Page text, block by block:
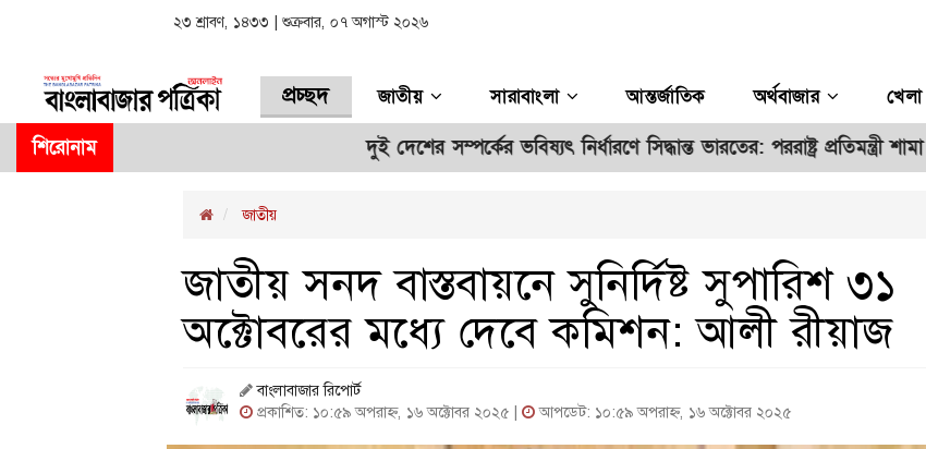
২৩ শ্রাবণ, ১৪৩৩ | শুক্রবার, ০৭ অগাস্ট ২০২৬
প্রচ্ছদ জাতীয় সারাবাংলা আন্তর্জাতিক অর্থবাজার খেলা
শিরোনাম দুই দেশের সম্পর্কের ভবিষ্যৎ নির্ধারণে সিদ্ধান্ত ভারতের: পররাষ্ট্র প্রতিমন্ত্রী শামা ওবায়েদ **
জাতীয়
জাতীয় সনদ বাস্তবায়নে সুনির্দিষ্ট সুপারিশ ৩১
অক্টোবরের মধ্যে দেবে কমিশন: আলী রীয়াজ
বাংলাবাজার রিপোর্ট
প্রকাশিত: ১০:৫৯ অপরাহ্ন, ১৬ অক্টোবর ২০২৫ |
আপডেট: ১০:৫৯ অপরাহ্ন, ১৬ অক্টোবর ২০২৫